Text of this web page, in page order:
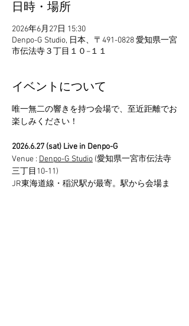
日時・場所
2026年6月27日 15:30
Denpo-G Studio, 日本、〒491-0828 愛知県一宮
市伝法寺３丁目１０−１１
イベントについて
唯一無二の響きを持つ会場で、至近距離でお
楽しみください！
2026.6.27 (sat) Live in Denpo-G
Venue : Denpo-G Studio (愛知県一宮市伝法寺
三丁目10-11)
JR東海道線・稲沢駅が最寄。駅から会場ま